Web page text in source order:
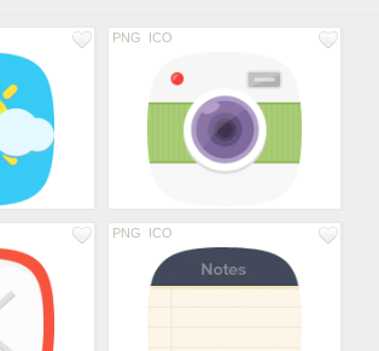
PNG ICO
PNG ICO